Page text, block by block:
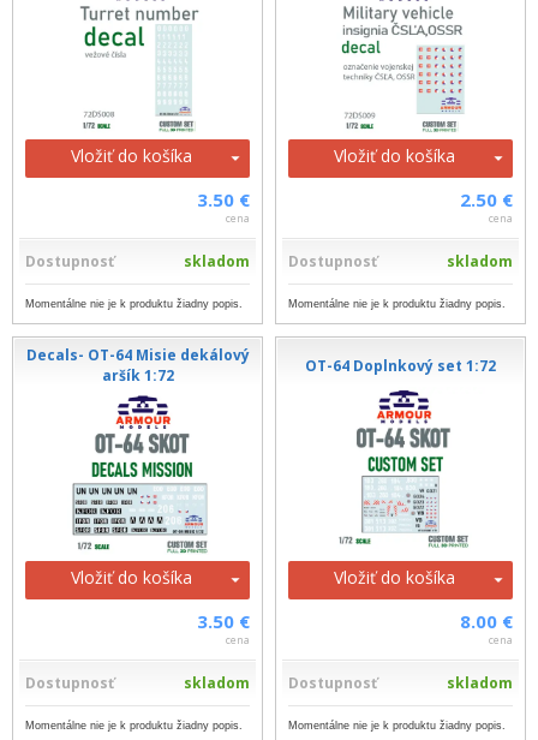
Vložiť do košíka
3.50 €
cena
Dostupnosť skladom
Momentálne nie je k produktu žiadny popis.
Vložiť do košíka
2.50 €
cena
Dostupnosť skladom
Momentálne nie je k produktu žiadny popis.
Decals- OT-64 Misie dekálový
aršík 1:72
Vložiť do košíka
3.50 €
cena
Dostupnosť skladom
Momentálne nie je k produktu žiadny popis.
OT-64 Doplnkový set 1:72
Vložiť do košíka
8.00 €
cena
Dostupnosť skladom
Momentálne nie je k produktu žiadny popis.